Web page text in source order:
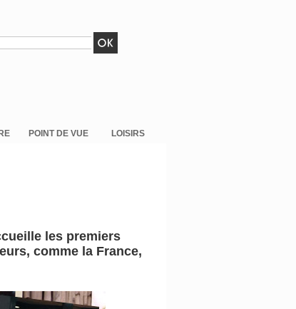
POINT DE VUE LOISIRS
les premiers
comme la France,